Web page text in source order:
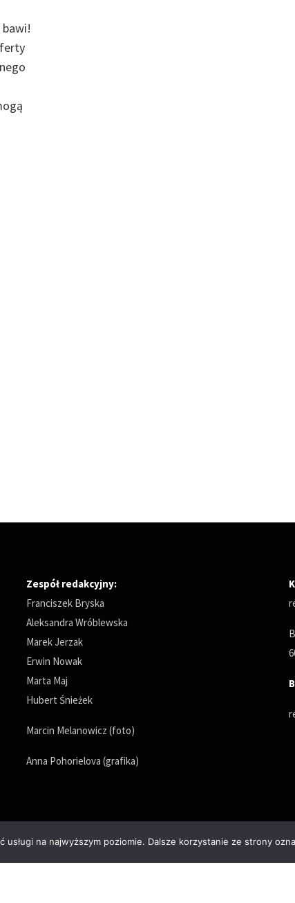
Zespół redakcyjny:
Franciszek Bryska
Aleksandra Wróblewska
Marek Jerzak
Erwin Nowak
Marta Maj
Hubert Śnieżek
Marcin Melanowicz (foto)
Anna Pohorielova (grafika)
na najwyższym poziomie. Dalsze korzystanie ze strony